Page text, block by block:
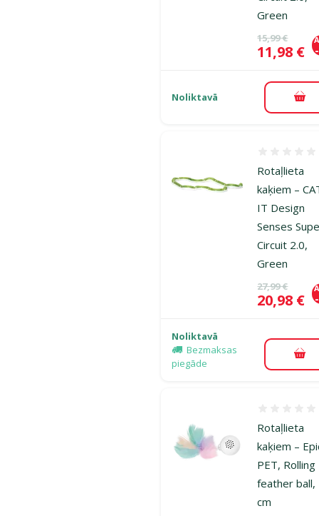
Green
Oriģinālā
15,99 €
Cena
11,98 €
Noliktavā
Rotaļlieta
kaķiem –
IT Design
Senses
Circuit 2.0,
Green
Oriģinālā
27,99 €
Cena
20,98 €
Noliktavā
Bezmaksas
piegāde
Rotaļlieta
kaķiem –
PET, Rolling
feather ball,
cm